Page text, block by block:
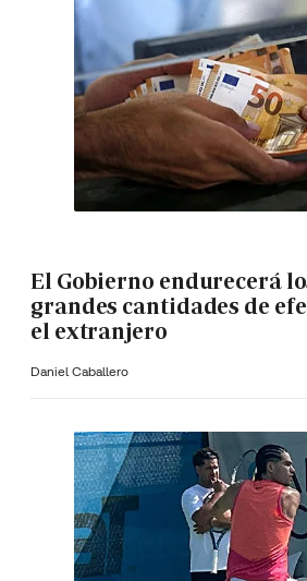
El Gobierno endurecerá
grandes cantidades de
el extranjero
Daniel Caballero